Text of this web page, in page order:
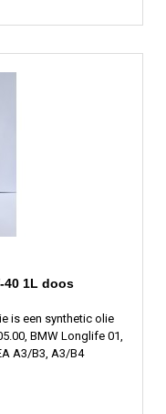
40 1L doos
is een synthetic olie
BMW Longlife 01,
A3/B3, A3/B4